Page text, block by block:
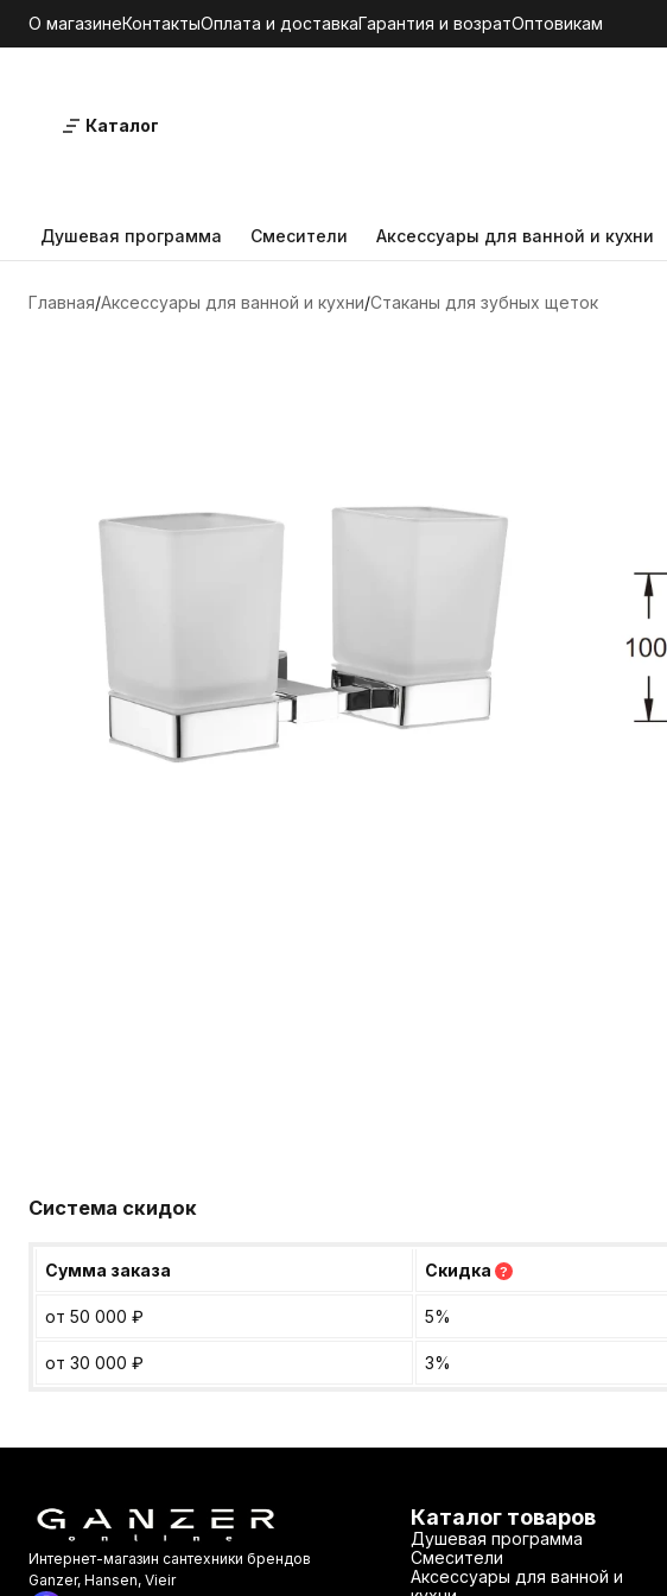
О магазинеКонтактыОплата и доставкаГарантия и возратОптовикам
Каталог
Душевая программа Смесители Аксессуары для ванной и кухни
Главная Аксессуары для ванной и кухни Стаканы для зубных щеток
Система скидок
Сумма заказа Скидка ?
от 50 000 ₽ 5%
от 30 000 ₽ 3%
Интернет-магазин сантехники брендов
Ganzer, Hansen, Vieir
Каталог товаров
Душевая программа
Смесители
Аксессуары для ванной и